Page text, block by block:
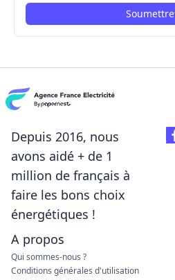
Soumettre
Depuis 2016, nous
avons aidé + de 1
million de français à
faire les bons choix
énergétiques !
A propos
Qui sommes-nous ?
Conditions générales d'utilisation